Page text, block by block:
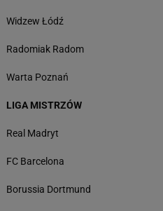
Widzew Łódź
Radomiak Radom
Warta Poznań
LIGA MISTRZÓW
Real Madryt
FC Barcelona
Borussia Dortmund